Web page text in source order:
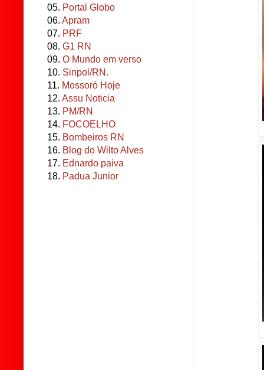
05. Portal Globo
06. Apram
07. PRF
08. G1 RN
09. O Mundo em verso
10. Sinpol/RN.
11. Mossoró Hoje
12. Assu Noticia
13. PM/RN
14. FOCOELHO
15. Bombeiros RN
16. Blog do Wilto Alves
17. Ednardo paiva
18. Padua Junior